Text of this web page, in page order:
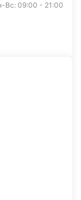
Вс: 09:00 - 21:00